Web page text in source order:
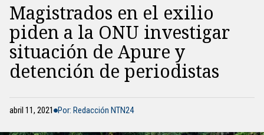
Magistrados en el exilio
piden a la ONU investigar
situación de Apure y
detención de periodistas
abril 11, 2021 Por: Redacción NTN24